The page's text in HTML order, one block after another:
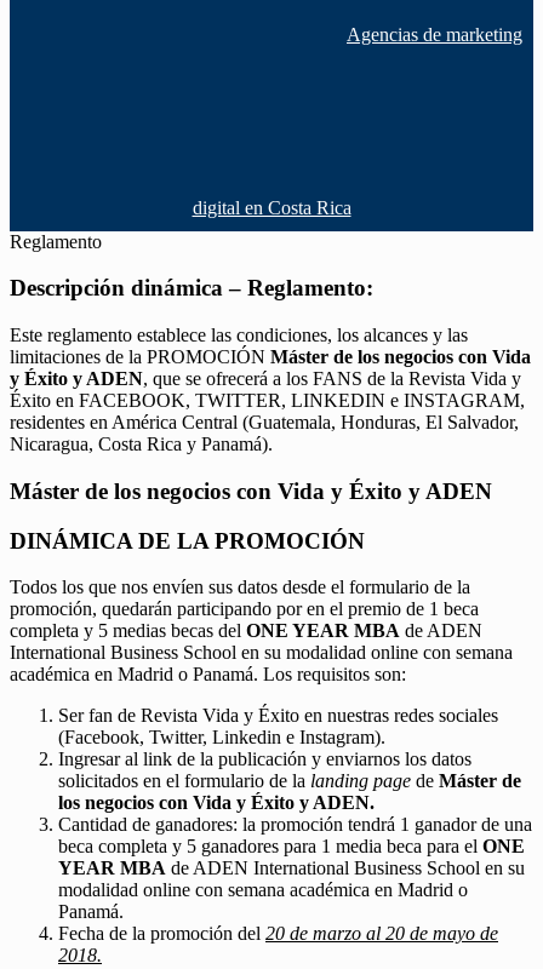
Agencias de marketing
digital en Costa Rica
Reglamento
Descripción dinámica – Reglamento:
Este reglamento establece las condiciones, los alcances y las
limitaciones de la PROMOCIÓN Máster de los negocios con Vida
y Éxito y ADEN, que se ofrecerá a los FANS de la Revista Vida y
Éxito en FACEBOOK, TWITTER, LINKEDIN e INSTAGRAM,
residentes en América Central (Guatemala, Honduras, El Salvador,
Nicaragua, Costa Rica y Panamá).
Máster de los negocios con Vida y Éxito y ADEN
DINÁMICA DE LA PROMOCIÓN
Todos los que nos envíen sus datos desde el formulario de la
promoción, quedarán participando por en el premio de 1 beca
completa y 5 medias becas del ONE YEAR MBA de ADEN
International Business School en su modalidad online con semana
académica en Madrid o Panamá. Los requisitos son:
Ser fan de Revista Vida y Éxito en nuestras redes sociales
(Facebook, Twitter, Linkedin e Instagram).
Ingresar al link de la publicación y enviarnos los datos
solicitados en el formulario de la landing page de Máster de
los negocios con Vida y Éxito y ADEN.
Cantidad de ganadores: la promoción tendrá 1 ganador de una
beca completa y 5 ganadores para 1 media beca para el ONE
YEAR MBA de ADEN International Business School en su
modalidad online con semana académica en Madrid o
Panamá.
Fecha de la promoción del 20 de marzo al 20 de mayo de
2018.